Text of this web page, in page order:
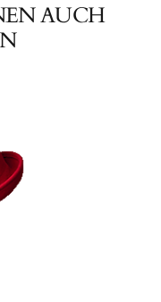
AUCH